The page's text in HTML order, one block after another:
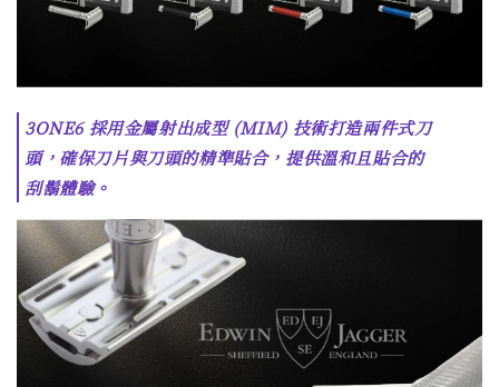
3ONE6 採用金屬射出成型 (MIM) 技術打造兩件式刀
頭，確保刀片與刀頭的精準貼合，提供溫和且貼合的
刮鬍體驗。